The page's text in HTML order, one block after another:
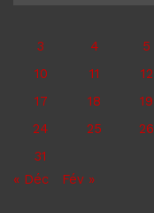
3
4 5
10
11 12
17
18 19
24
25 26
31
« Déc
Fév »